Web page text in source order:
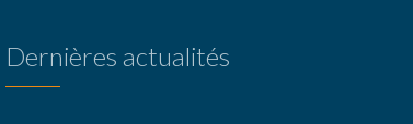
Dernières actualités